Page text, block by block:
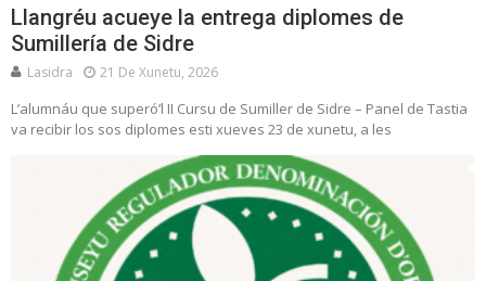
Llangréu acueye la entrega diplomes de
Sumillería de Sidre
Lasidra 21 De Xunetu, 2026
L’alumnáu que superó’l II Cursu de Sumiller de Sidre – Panel de Tastia
va recibir los sos diplomes esti xueves 23 de xunetu, a les